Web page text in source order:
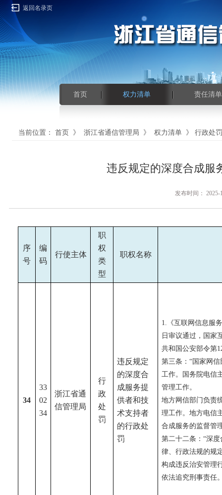
返回名录页
首页 权力清单 责任清单
当前位置： 首页 》 浙江省通信管理局 》 权力清单 》 行政处罚
违反规定的深度合成服
发布时间：
序
号
编
码
行使主体
职
权
类
型
职权名称
34
33
02
34
浙江省通
信管理局
行
政
处
罚
违反规定
的深度合
成服务提
供者和技
术支持者
的行政处
罚
1.《互联网信息服
日审议通过，国家
共和国公安部令第
第三条：“国家网
工作。国务院电信
管理工作。
地方网信部门负责
理工作。地方电信
合成服务的监督管
第二十二条：“深
律、行政法规的规
构成违反治安管理
依法追究刑事责任